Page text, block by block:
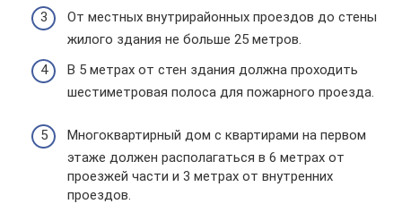
От местных внутрирайонных проездов до стены
жилого здания не больше 25 метров.
В 5 метрах от стен здания должна проходить
шестиметровая полоса для пожарного проезда.
Многоквартирный дом с квартирами на первом
этаже должен располагаться в 6 метрах от
проезжей части и 3 метрах от внутренних
проездов.